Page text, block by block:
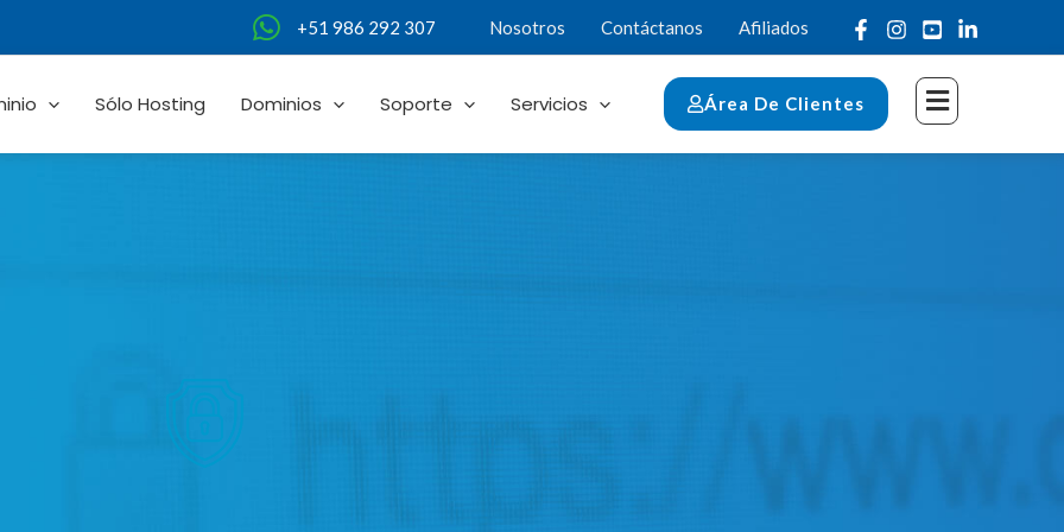
+51 986 292 307 Nosotros Contáctanos Afiliados
Sólo Hosting Dominios Soporte Servicios Área De Clientes